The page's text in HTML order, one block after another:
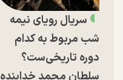
سریال رویای نیمه
شب مربوط به کدام
دوره تاریخی‌ست؟